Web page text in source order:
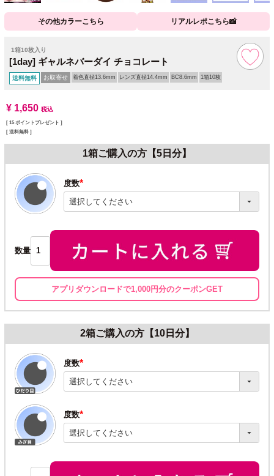
その他カラーこちら リアルレポこちら📸
1箱10枚入り
[1day] ギャルネバーダイ チョコレート
送料無料 お取寄せ 着色直径13.6mm レンズ直径14.4mm BC8.6mm 1箱10枚
¥ 1,650 税込
[ 15 ポイントプレゼント ]
送料無料
1箱ご購入の方【5日分】
度数
(必
須)
数量
アプリダウンロードで1,000円分のクーポンGET
2箱ご購入の方【10日分】
度数
(必
須)
度数
(必
須)